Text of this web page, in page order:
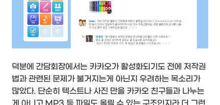
덕분에 간담회장에서는 카카오가 활성화되기도 전에 저작권
법과 관련된 문제가 불거지는게 아닌지 우려하는 목소리가
많았다. 단순히 텍스트나 사진 만을 카카오 친구들과 나누는